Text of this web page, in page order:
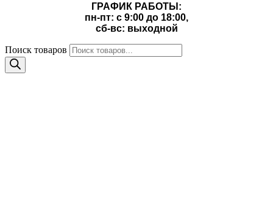
ГРАФИК РАБОТЫ:
пн-пт: с 9:00 до 18:00,
сб-вс: выходной
Поиск товаров